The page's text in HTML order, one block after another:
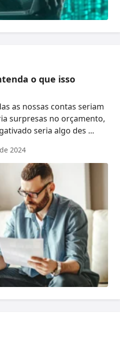
o que isso
as nossas contas seriam
surpresas no orçamento,
seria algo des ...
2024